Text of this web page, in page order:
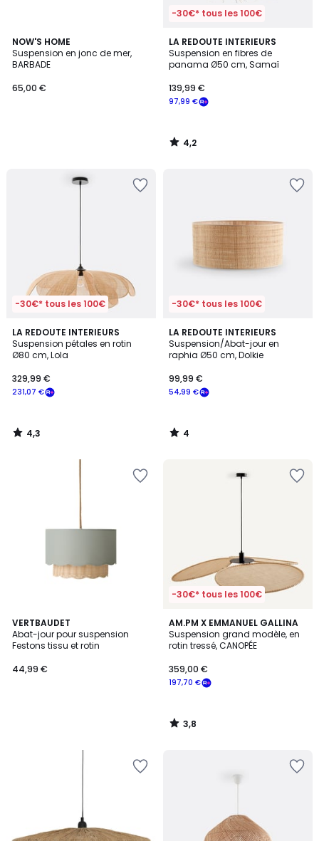
NOW'S HOME
Suspension en jonc de mer,
BARBADE
65,00 €
-30€* tous les 100€
LA REDOUTE INTERIEURS
Suspension en fibres de
panama Ø50 cm, Samaï
97,99 €
139,99 €
4,2
/ 5
4,2
/
-30€* tous les 100€
LA REDOUTE INTERIEURS
Suspension pétales en rotin
Ø80 cm, Lola
231,07 €
329,99 €
4,3
/ 5
4,3
/
-30€* tous les 100€
LA REDOUTE INTERIEURS
Suspension/Abat-jour en
raphia Ø50 cm, Dolkie
54,99 €
99,99 €
4
/
5
4
/
VERTBAUDET
Abat-jour pour suspension
Festons tissu et rotin
44,99 €
-30€* tous les 100€
AM.PM X EMMANUEL GALLINA
Suspension grand modèle, en
rotin tressé, CANOPÉE
197,70 €
359,00 €
3,8
/ 5
3,8
/